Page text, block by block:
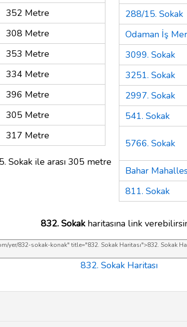
352 Metre
308 Metre
353 Metre
334 Metre
396 Metre
305 Metre
317 Metre
Sokak ile arası 305 metre
288/15. Sokak
Odaman İş
3099. Sokak
3251. Sokak
2997. Sokak
541. Sokak
5766. Sokak
Bahar
811. Sokak
832. Sokakharitasına link
832. Sokak Haritası